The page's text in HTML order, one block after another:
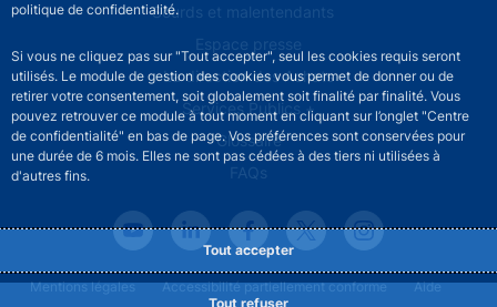
politique de confidentialité.
Si vous ne cliquez pas sur "Tout accepter", seul les cookies requis seront
utilisés. Le module de gestion des cookies vous permet de donner ou de
retirer votre consentement, soit globalement soit finalité par finalité. Vous
pouvez retrouver ce module à tout moment en cliquant sur l’onglet "Centre
de confidentialité" en bas de page. Vos préférences sont conservées pour
une durée de 6 mois. Elles ne sont pas cédées à des tiers ni utilisées à
d'autres fins.
Tout accepter
Tout refuser
Sourds et malentendants
Espace presse
La direction des Achats
Services Publics +
Glossaire
FAQs
Footer legal notice menu
Mentions légales Accessibilité partiellement conforme Aide